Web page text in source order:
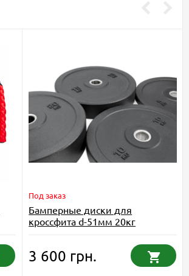
Под заказ
Бамперные диски для
кроссфита d-51мм 20кг
3 600 грн.